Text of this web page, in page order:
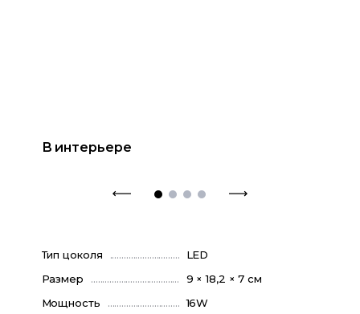
В интерьере
Тип цоколя
LED
Размер
9 × 18,2 × 7 см
Мощность
16W